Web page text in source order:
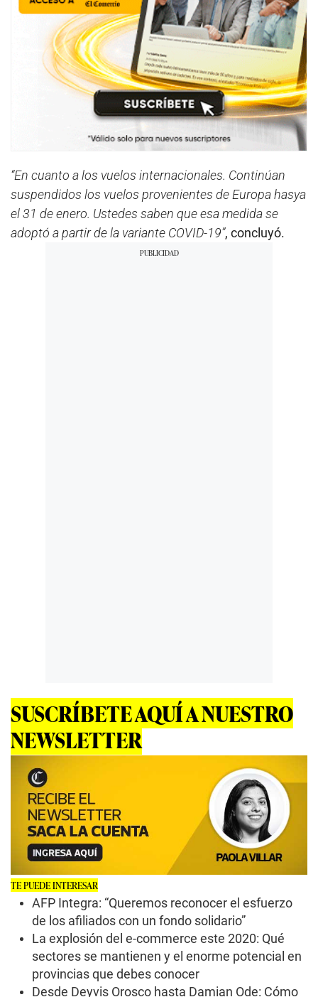
“En cuanto a los vuelos internacionales. Continúan
suspendidos los vuelos provenientes de Europa hasya
el 31 de enero. Ustedes saben que esa medida se
adoptó a partir de la variante COVID-19”, concluyó.
SUSCRÍBETE AQUÍ A NUESTRO
NEWSLETTER
TE PUEDE INTERESAR
AFP Integra: “Queremos reconocer el esfuerzo
de los afiliados con un fondo solidario”
La explosión del e-commerce este 2020: Qué
sectores se mantienen y el enorme potencial en
provincias que debes conocer
Desde Deyvis Orosco hasta Damian Ode: Cómo